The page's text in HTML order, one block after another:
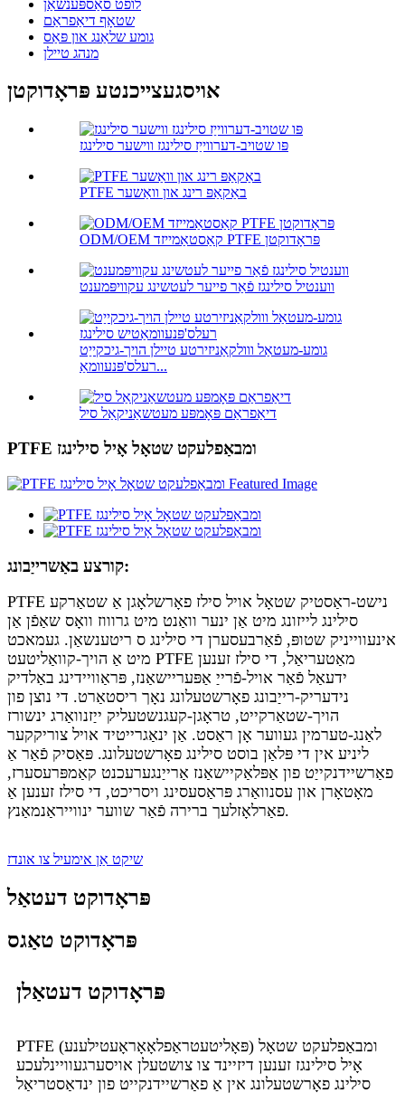
לופט סאַספּענשאַן
שטאָף דיאַפראַם
גומע שלאַנג און פּאַס
מנהג טיילן
אויסגעצייכנטע פּראָדוקטן
פּו שטויב-דערווייַז סילינגז ווישער סילינגז
PTFE באַקאַפּ רינג און וואַשער
ODM/OEM קאַסטאַמייזד PTFE פּראָדוקטן
ווענטיל סילינגז פֿאַר פייער לעטשינג עקוויפּמענט
גומע-מעטאַל ווולקאַניזירטע טיילן הויך-גיכקייַט
רעלס'פּנעוומאַ...
דיאַפראַם פּאָמפּע מעטשאַניקאַל סיל
PTFE ומבאַפלעקט שטאָל אָיל סילינגז
קורצע באַשרייַבונג:
PTFE נישט-ראַסטיק שטאָל אויל סילז פאָרשלאָגן אַ שטאַרקע
סילינג לייזונג מיט אַן ינער וואַנט מיט גרוווז וואָס שאַפֿן אַן
אינעווייניק שטופּ, פֿאַרבעסערן די סילינג ס ריטענשאַן. געמאכט
מיט אַ הויך-קוואַליטעט PTFE מאַטעריאַל, די סילז זענען
ידעאַל פֿאַר אויל-פֿרייַ אַפּעריישאַנז, פּראַוויידינג באַלדיק
נידעריק-רייַבונג פאָרשטעלונג נאָך ריסטאַרט. די נוצן פון
הויך-שטאַרקייט, טראָגן-קעגנשטעליק ייַזנוואַרג ינשורז
לאַנג-טערמין געווער אָן ראַסט. אַן ינאַגרייטיד אויל צוריקקער
ליניע אין די פּלאַן בוסט סילינג פאָרשטעלונג. פּאַסיק פֿאַר אַ
פאַרשיידנקייַט פון אַפּלאַקיישאַנז אַרייַנגערעכנט קאַמפּרעסערז,
מאָטאָרן און עסנוואַרג פּראַסעסינג ויסריכט, די סילז זענען אַ
פאַרלאָזלעך ברירה פֿאַר שווער ינווייראַנמאַנץ.
שיקט אַן אימעיל צו אונדז
פּראָדוקט דעטאַל
פּראָדוקט טאַגס
פּראָדוקט דעטאַלן
PTFE (פּאָליטעטראַפלאָאָראָעטילענע) ומבאַפלעקט שטאָל
אָיל סילינגז זענען דיזיינד צו צושטעלן אויסערגעוויינלעכע
סילינג פאָרשטעלונג אין אַ פאַרשיידנקייט פון ינדאַסטריאַל